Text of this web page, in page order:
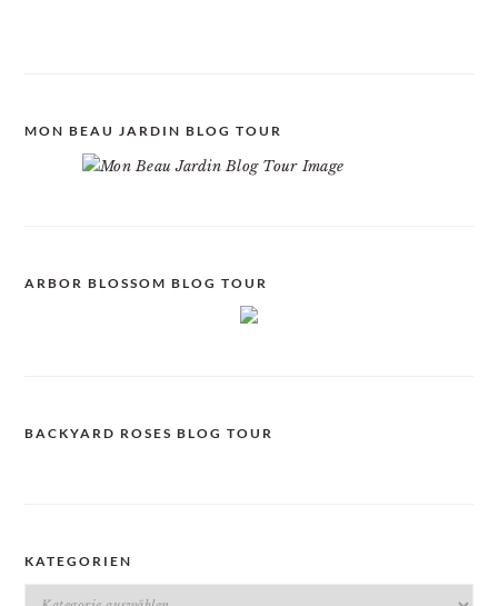
MON BEAU JARDIN BLOG TOUR
ARBOR BLOSSOM BLOG TOUR
BACKYARD ROSES BLOG TOUR
KATEGORIEN
Kategorien